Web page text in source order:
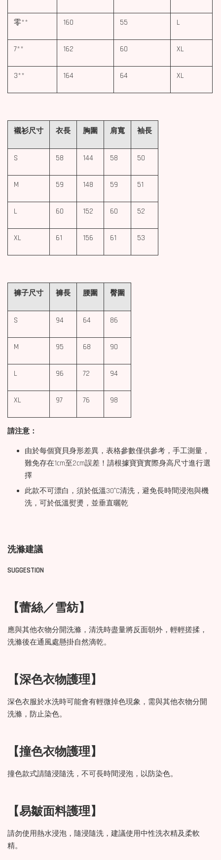
零** 160 55 L
7** 162 60 XL
3** 164 64 XL
襯衫尺寸 衣長 胸圍 肩寬 袖長
S 58 144 58 50
M 59 148 59 51
L 60 152 60 52
XL 61 156 61 53
褲子尺寸 褲長 腰圍 臀圍
S 94 64 86
M 95 68 90
L 96 72 94
XL 97 76 98
請注意：
由於每個寶貝身形差異，表格參數僅供參考，手工測量，
難免存在1cm至2cm誤差！請根據寶寶實際身高尺寸進行選
擇
此款不可漂白，須於低溫30°C清洗，避免長時間浸泡與機
洗，可於低溫熨燙，並垂直曬乾
洗滌建議
SUGGESTION
【蕾絲／雪紡】
應與其他衣物分開洗滌，清洗時盡量將反面朝外，輕輕搓揉，
洗滌後在通風處懸掛自然滴乾。
【深色衣物護理】
深色衣服於水洗時可能會有輕微掉色現象，需與其他衣物分開
洗滌，防止染色。
【撞色衣物護理】
撞色款式請隨浸隨洗，不可長時間浸泡，以防染色。
【易皺面料護理】
請勿使用熱水浸泡，隨浸隨洗，建議使用中性洗衣精及柔軟
精。